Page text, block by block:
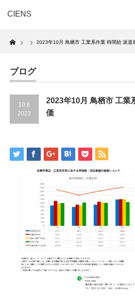
CIENS
Home
2023年10月 鳥栖市 工業系作業 時間給 派遣
ブログ
10.6
2023
2023年10月 鳥栖市 工業
価